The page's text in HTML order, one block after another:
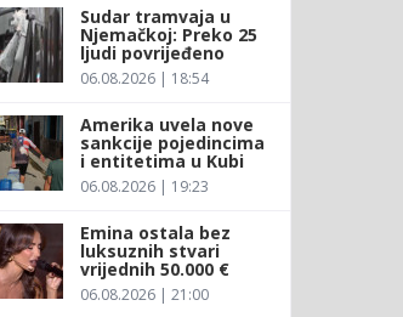
Sudar tramvaja u
Njemačkoj: Preko 25
ljudi povrijeđeno
06.08.2026 | 18:54
Amerika uvela nove
sankcije pojedincima
i entitetima u Kubi
06.08.2026 | 19:23
Emina ostala bez
luksuznih stvari
vrijednih 50.000 €
06.08.2026 | 21:00